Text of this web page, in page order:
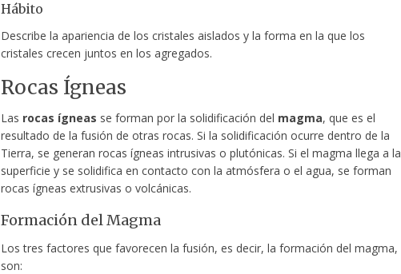
Hábito
Describe la apariencia de los cristales aislados y la forma en la que los
cristales crecen juntos en los agregados.
Rocas Ígneas
Las rocas ígneas se forman por la solidificación del magma, que es el
resultado de la fusión de otras rocas. Si la solidificación ocurre dentro de la
Tierra, se generan rocas ígneas intrusivas o plutónicas. Si el magma llega a la
superficie y se solidifica en contacto con la atmósfera o el agua, se forman
rocas ígneas extrusivas o volcánicas.
Formación del Magma
Los tres factores que favorecen la fusión, es decir, la formación del magma,
son: